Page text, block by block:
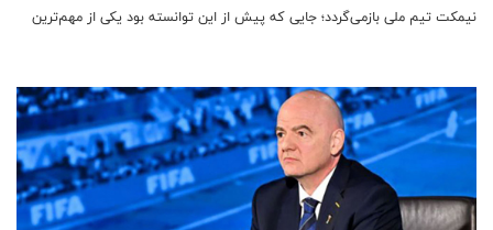
نیمکت تیم ملی بازمی‌گردد؛ جایی که پیش از این توانسته بود یکی از مهم‌ترین